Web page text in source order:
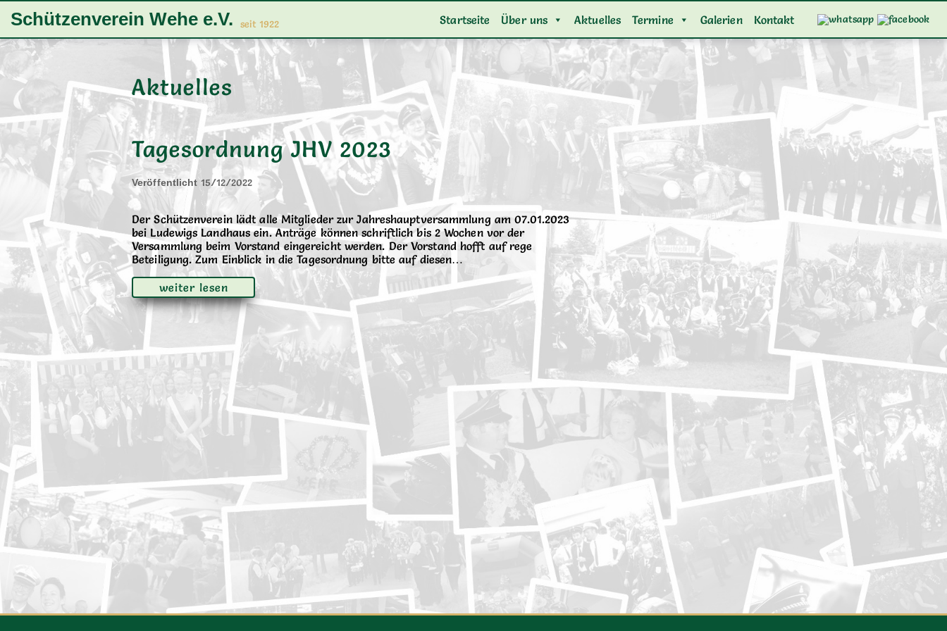
Zur
Hauptnavigation
Zum
Inhalt
Zum
Footer
Schützenverein Wehe e.V. seit 1922 Startseite Über uns Aktuelles Termine Galerien Kontakt
Aktuelles
Tagesordnung JHV 2023
Veröffentlicht 15/12/2022
Der Schützenverein lädt alle Mitglieder zur Jahreshauptversammlung am 07.01.2023
bei Ludewigs Landhaus ein. Anträge können schriftlich bis 2 Wochen vor der
Versammlung beim Vorstand eingereicht werden. Der Vorstand hofft auf rege
Beteiligung. Zum Einblick in die Tagesordnung bitte auf diesen…
weiter lesen